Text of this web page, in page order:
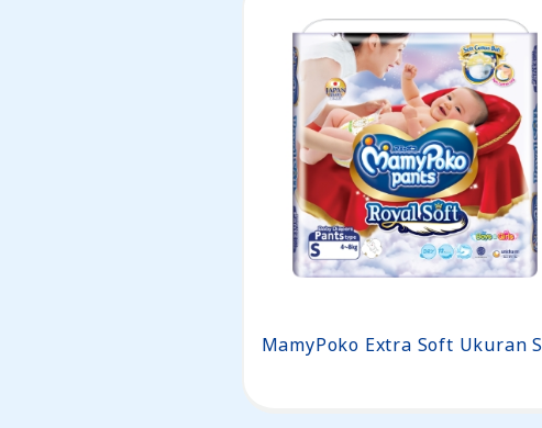
MamyPoko Extra Soft Ukuran S